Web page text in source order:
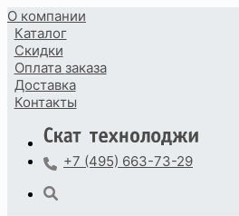
О компании
Каталог
Скидки
Оплата заказа
Доставка
Контакты
+7 (495) 663-73-29